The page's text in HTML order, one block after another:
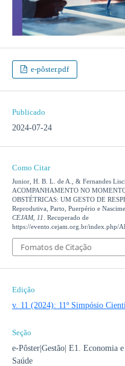
e-pôster.pdf
Publicado
2024-07-24
Como Citar
Junior, H. B. L. de A., & Fernandes
ACOMPANHAMENTO NO
OBSTÉTRICAS: UM GESTO DE
Reprodutiva, Parto, Puerpério e
CEJAM, 11
. Recuperado de
https://evento.cejam.org.br/index.php/
Fomatos de Citação
Edição
v. 11 (2024): 11º Simpósio
Seção
e-Pôster|Gestão| E1. Economia
Saúde